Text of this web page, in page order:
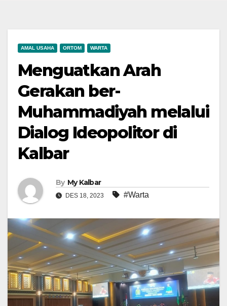
AMAL USAHA ORTOM WARTA
Menguatkan Arah
Gerakan ber-
Muhammadiyah melalui
Dialog Ideopolitor di
Kalbar
By My Kalbar
DES 18, 2023 #Warta